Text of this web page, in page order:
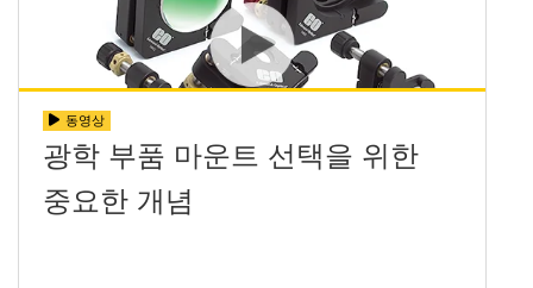
동영상
광학 부품 마운트 선택을 위한
중요한 개념